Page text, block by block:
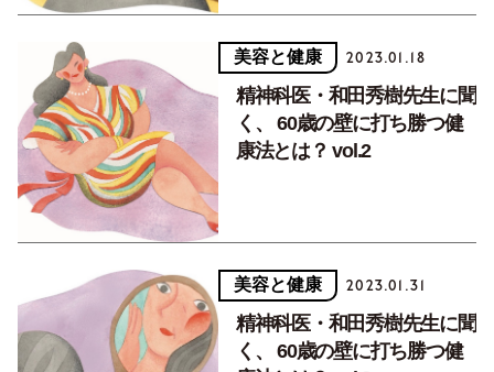
美容と健康 2023.01.18
精神科医・和田秀樹先生に聞
く、 60歳の壁に打ち勝つ健
康法とは？ vol.2
美容と健康 2023.01.31
精神科医・和田秀樹先生に聞
く、 60歳の壁に打ち勝つ健